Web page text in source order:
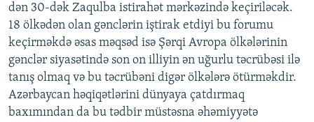
İZ - MƏDƏNIYYƏT PROQRAMI
MATERIALLARIMIZDAN ISTIFADƏ
AZADLIQRADIOSU MOBIL TELEFONUNUZDA
BIZIMLƏ ƏLAQƏ
XƏBƏR BÜLLETENLƏRIMIZ
RFE/RL-in bütün saytları
dən 30-dək Zaqulba istirahət mərkəzində keçiriləcək.
18 ölkədən olan gənclərin iştirak etdiyi bu forumu
keçirməkdə əsas məqsəd isə Şərqi Avropa ölkələrinin
gənclər siyasətində son on illiyin ən uğurlu təcrübəsi ilə
tanış olmaq və bu təcrübəni digər ölkələrə ötürməkdir.
Azərbaycan həqiqətlərini dünyaya çatdırmaq
baxımından da bu tədbir müstəsna əhəmiyyətə